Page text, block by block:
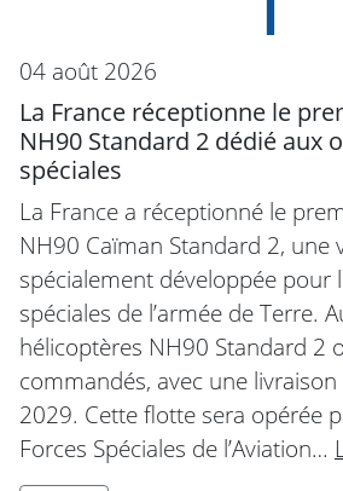
04 août 2026
La France réceptionne le
NH90 Standard 2 dédié aux
spéciales
La France a réceptionné le
NH90 Caïman Standard 2, une
spécialement développée pour
spéciales de l’armée de Terre.
hélicoptères NH90 Standard 2
commandés, avec une livraison
2029. Cette flotte sera opérée
Forces Spéciales de l’Aviation…